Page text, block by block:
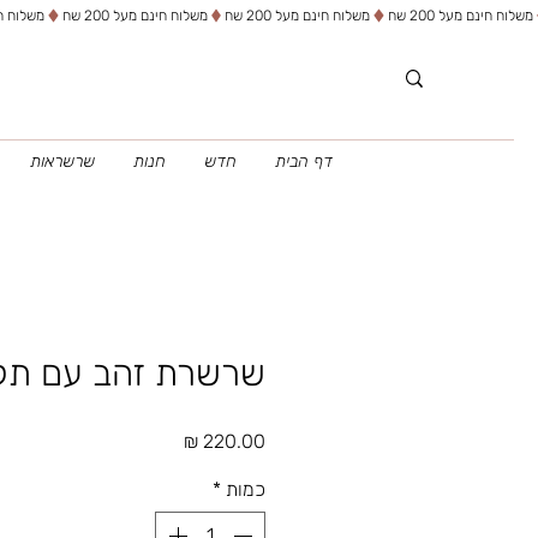
דף הבית חדש חנות שרשראות
שרשרת זהב עם
כמות *